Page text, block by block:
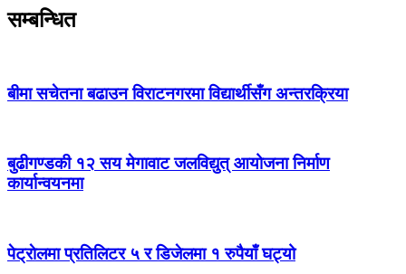
सम्बन्धित
बीमा सचेतना बढाउन विराटनगरमा विद्यार्थीसँग अन्तरक्रिया
बुढीगण्डकी १२ सय मेगावाट जलविद्युत् आयोजना निर्माण
कार्यान्वयनमा
पेट्राेलमा प्रतिलिटर ५ र डिजेलमा १ रुपैयाँ घट्यो